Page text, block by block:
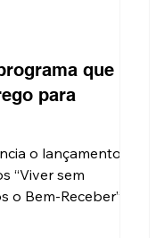
que dá
para
o lançamento
“Viver sem
Bem-Receber”,